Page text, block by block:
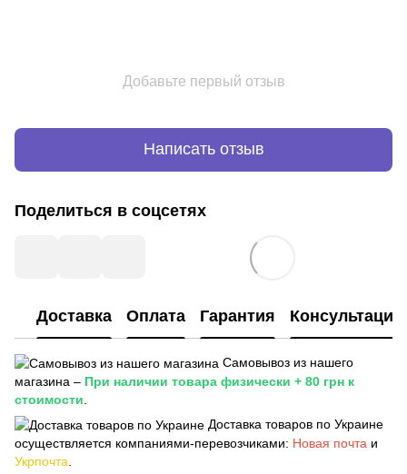
Добавьте первый отзыв
Написать отзыв
Поделиться в соцсетях
Доставка Оплата Гарантия Консультация
Самовывоз из нашего
магазина – При наличии товара физически + 80 грн к
стоимости
Доставка товаров по Украине
осуществляется компаниями-перевозчиками: Новая почта и
Укрпочта